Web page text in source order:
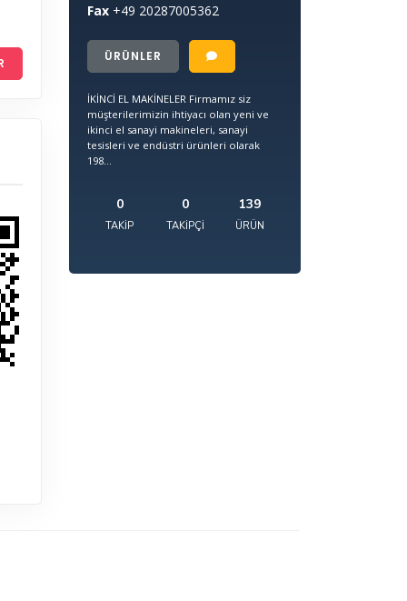
Fax +49 20287005362
ÜRÜNLER
İKİNCİ EL MAKİNELER Firmamız siz
müşterilerimizin ihtiyacı olan yeni ve
ikinci el sanayi makineleri, sanayi
tesisleri ve endüstri ürünleri olarak
198...
0
TAKIP
0
TAKIPÇI
139
ÜRÜN